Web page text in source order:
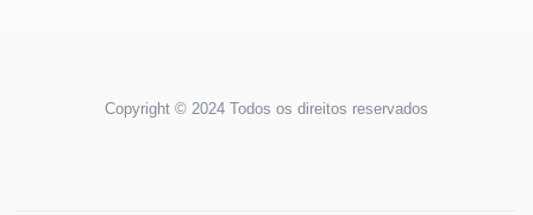
Copyright © 2024 Todos os direitos reservados